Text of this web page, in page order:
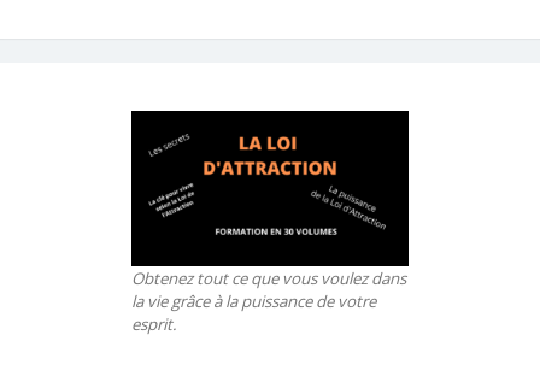
Obtenez tout ce que vous voulez dans
la vie grâce à la puissance de votre
esprit.